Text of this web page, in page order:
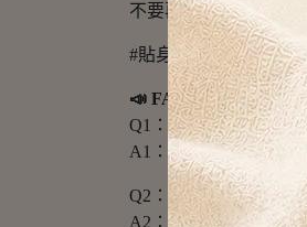
不要再讓小物慢慢吃
#貼身衣物收納 #內衣
📣 FAQ｜常見問答
Q1：這款適合收納哪
A1：適合收納內衣、
Q2：上層和下層都能
A2：可以哦，上掀可